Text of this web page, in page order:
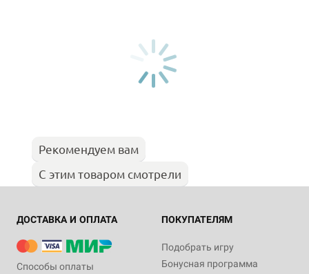
Рекомендуем вам
С этим товаром смотрели
ДОСТАВКА И ОПЛАТА
Способы оплаты
ПОКУПАТЕЛЯМ
Подобрать игру
Бонусная программа